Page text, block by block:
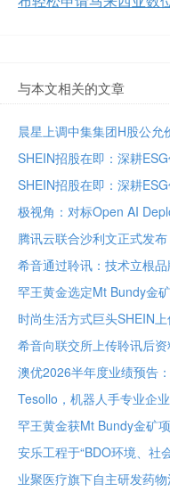
与本文相关的文章
晨星上调中集集团H股公
SHEIN招股在即：深耕
SHEIN招股在即：深耕
希音通过聆讯：技术立根
罕王黄金获Mt Bundy金矿
安乐工程于“BDO环境、社